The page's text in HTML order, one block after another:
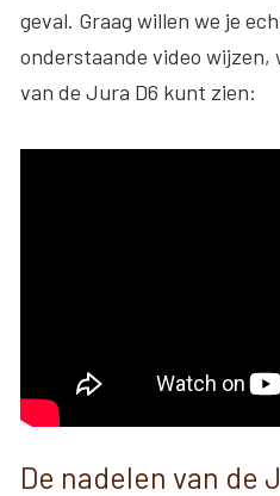
geval. Graag willen we je
onderstaande video wijzen,
van de Jura D6 kunt zien:
De nadelen van de